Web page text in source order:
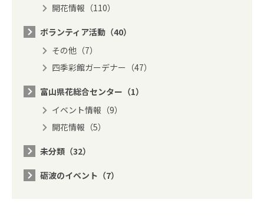
開花情報（110）
ボランティア活動（40）
その他（7）
四季彩館ガーデナー（47）
富山県花総合センター（1）
イベント情報（9）
開花情報（5）
未分類（32）
砺波のイベント（7）